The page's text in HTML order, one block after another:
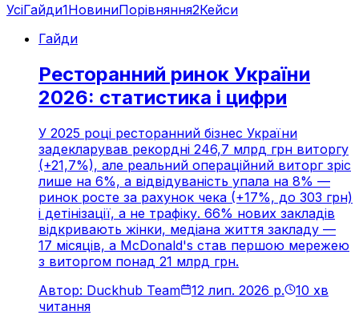
УсіГайди1НовиниПорівняння2Кейси
Гайди
Ресторанний ринок України
2026: статистика і цифри
У 2025 році ресторанний бізнес України
задекларував рекордні 246,7 млрд грн виторгу
(+21,7%), але реальний операційний виторг зріс
лише на 6%, а відвідуваність упала на 8% —
ринок росте за рахунок чека (+17%, до 303 грн)
і детінізації, а не трафіку. 66% нових закладів
відкривають жінки, медіана життя закладу —
17 місяців, а McDonald's став першою мережею
з виторгом понад 21 млрд грн.
Автор: Duckhub Team
12 лип. 2026 р.
10 хв
читання